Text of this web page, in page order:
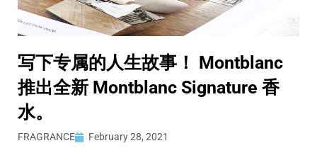
写下专属的人生故事！ Montblanc
推出全新 Montblanc Signature 香
水。
FRAGRANCE February 28, 2021